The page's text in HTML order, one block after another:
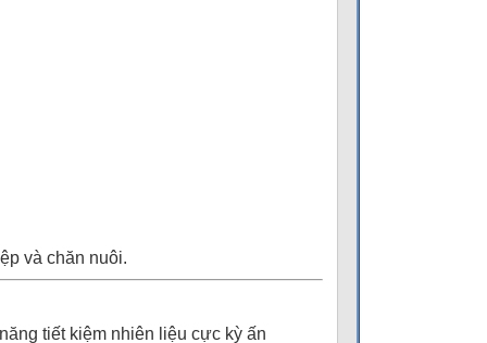
và chăn nuôi.
tiết kiệm nhiên liệu cực kỳ ấn